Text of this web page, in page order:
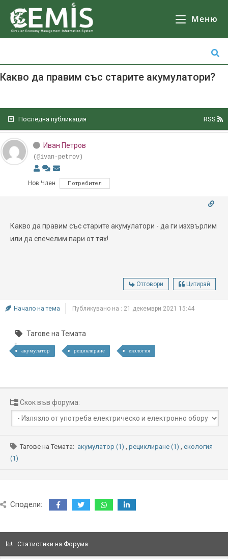
Меню
Какво да правим със старите акумулатори?
Последна публикация RSS
Иван Петров
(@ivan-petrov)
Нов Член Потребител
Какво да правим със старите акумулатори - да ги изхвърлим
или да спечелим пари от тях!
Отговори Цитирай
Начало на тема Публикувано на : 21 декември 2021 15:44
Тагове на Темата
акумулатор рециклиране екология
Скок във форума:
Тагове на Темата: акумулатор (1) рециклиране (1)
екология
(1)
Сподели:
Статистики на Форума